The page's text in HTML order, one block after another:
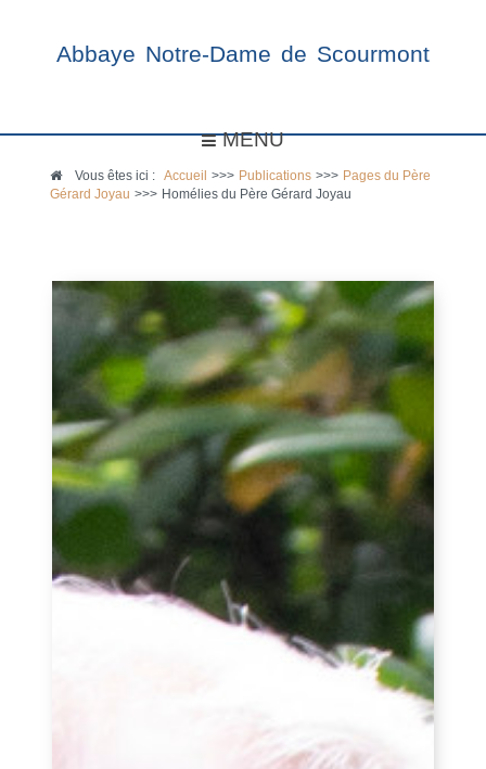
Abbaye Notre-Dame de Scourmont
MENU
Vous êtes ici :Accueil >>> Publications >>> Pages du Père
Gérard Joyau >>> Homélies du Père Gérard Joyau